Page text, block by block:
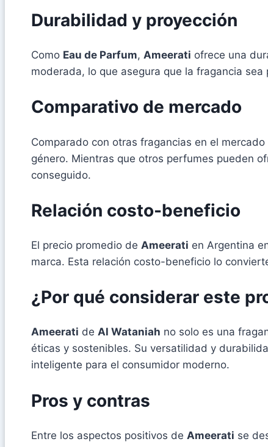
Durabilidad y proyección
Como Eau de Parfum, Ameerati ofrece una
moderada, lo que asegura que la fragancia
Comparativo de mercado
Comparado con otras fragancias en el
género. Mientras que otros perfumes pueden
conseguido.
Relación costo-beneficio
El precio promedio de Ameerati en Argentina
marca. Esta relación costo-beneficio lo
¿Por qué considerar este
Ameerati de Al Wataniah no solo es una
éticas y sostenibles. Su versatilidad y
inteligente para el consumidor moderno.
Pros y contras
Entre los aspectos positivos de Ameerati se